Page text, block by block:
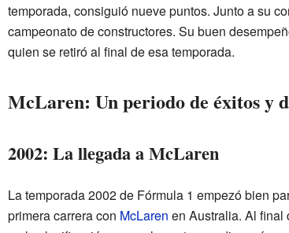
temporada, consiguió nueve puntos. Junto a su
campeonato de constructores. Su buen
quien se retiró al final de esa temporada.
McLaren: Un periodo de éxitos y
2002: La llegada a McLaren
La temporada 2002 de Fórmula 1 empezó bien
primera carrera con McLaren en Australia. Al final